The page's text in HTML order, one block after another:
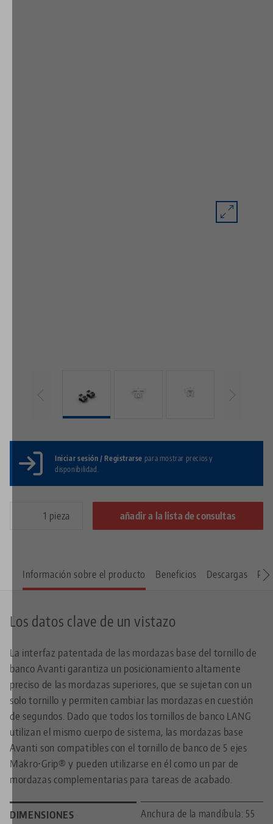
Iniciar sesión / Registrarse para mostrar precios y
disponibilidad.
pieza añadir a la lista de consultas
Información sobre el producto Beneficios Descargas
Los datos clave de un vistazo
La interfaz patentada de las mordazas base del tornillo de
banco Avanti garantiza un posicionamiento altamente
preciso de las mordazas superiores, que se sujetan con un
solo tornillo y permiten cambiar las mordazas en cuestión
de segundos. Dado que todos los tornillos de banco LANG
utilizan el mismo cuerpo de sistema, las mordazas base
Avanti son compatibles con el tornillo de banco de 5 ejes
Makro•Grip® y pueden utilizarse en él como un par de
mordazas complementarias para tareas de acabado.
DIMENSIONES
Anchura de la mandíbula: 55